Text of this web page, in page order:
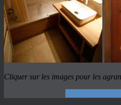
Cliquer sur les images pour les